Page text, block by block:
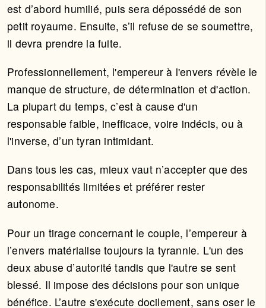
est d’abord humilié, puis sera dépossédé de son
petit royaume. Ensuite, s’il refuse de se soumettre,
il devra prendre la fuite.
Professionnellement, l'empereur à l'envers révèle le
manque de structure, de détermination et d'action.
La plupart du temps, c’est à cause d'un
responsable faible, inefficace, voire indécis, ou à
l'inverse, d’un tyran intimidant.
Dans tous les cas, mieux vaut n’accepter que des
responsabilités limitées et préférer rester
autonome.
Pour un tirage concernant le couple, l’empereur à
l’envers matérialise toujours la tyrannie. L'un des
deux abuse d’autorité tandis que l'autre se sent
blessé. Il impose des décisions pour son unique
bénéfice. L’autre s'exécute docilement, sans oser le